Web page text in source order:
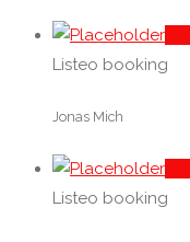
Listeo booking
Jonas Mich
Listeo booking